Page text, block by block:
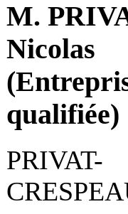
M.
Nicolas
qualifiée)
PRIVAT-